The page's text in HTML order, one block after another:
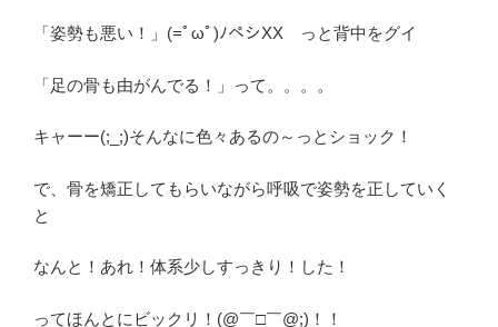
「姿勢も悪い！」(=ﾟωﾟ)ﾉペシXX っと背中をグイ
「足の骨も由がんでる！」って。。。。
キャーー(;_;)そんなに色々あるの～っとショック！
で、骨を矯正してもらいながら呼吸で姿勢を正していく
と
なんと！あれ！体系少しすっきり！した！
ってほんとにビックリ！(@￣□￣@;)！！